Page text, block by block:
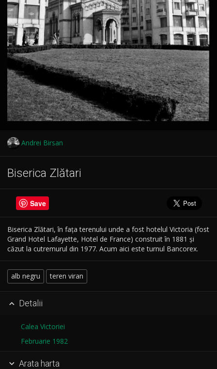
Andrei Birsan
Biserica Zlătari
Save
Biserica Zlătari, în fața terenului unde a fost hotelul Victoria (fost
Grand Hotel Lafayette, Hotel de France) construit în 1881 și
căzut la cutremurul din 1977. Acum aici este turnul Bancorex.
alb negru teren viran
 Detalii
Calea Victoriei
Februarie 1982
 Arata harta